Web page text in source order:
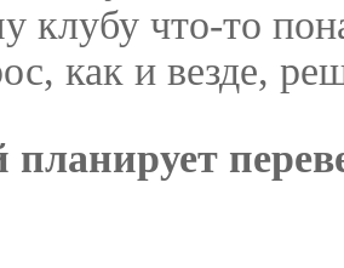
клубу что-то
как и везде,